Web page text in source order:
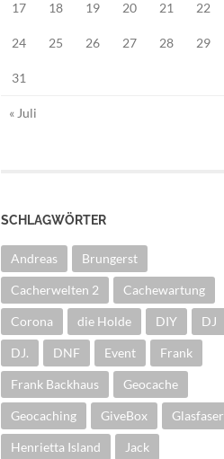
17 18 19 20 21 22
24 25 26 27 28 29
31
« Juli
SCHLAGWÖRTER
Andreas Brungerst
Cacherwelten 2 Cachewartung
Corona die Holde DIY DJ
DJ. DNF Event Frank
Frank Backhaus Geocache
Geocaching GiveBox Glasfaser
Henrietta Island Jack